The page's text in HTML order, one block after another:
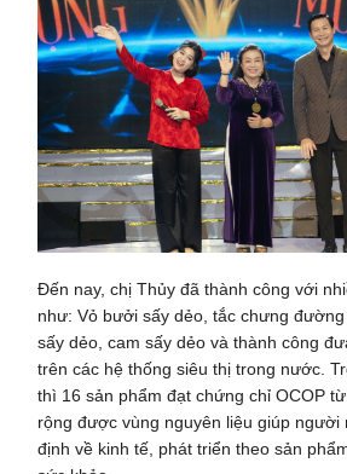
Đến nay, chị Thủy đã thành công với
như: Vỏ bưởi sấy dẻo, tắc chưng
sấy dẻo, cam sấy dẻo và thành công
trên các hệ thống siêu thị trong nước.
thì 16 sản phẩm đạt chứng chỉ OCOP
rộng được vùng nguyên liệu giúp người
định về kinh tế, phát triển theo sản